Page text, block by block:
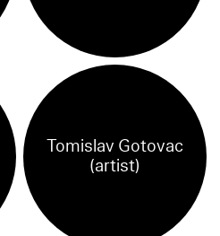
Tomislav Gotovac
(artist)